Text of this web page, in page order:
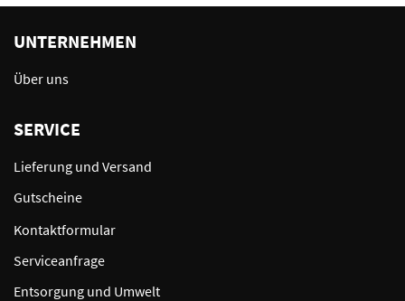
UNTERNEHMEN
Über uns
SERVICE
Lieferung und Versand
Gutscheine
Kontaktformular
Serviceanfrage
Entsorgung und Umwelt